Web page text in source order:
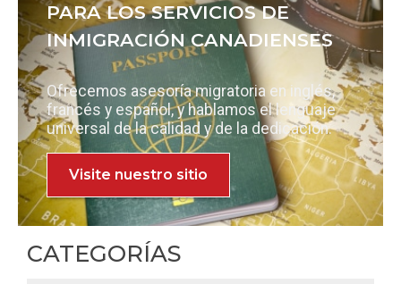
PARA LOS SERVICIOS DE
INMIGRACIÓN CANADIENSES
Ofrecemos asesoría migratoria en inglés,
francés y español, y hablamos el lenguaje
universal de la calidad y de la dedicación.
Visite nuestro sitio
CATEGORÍAS